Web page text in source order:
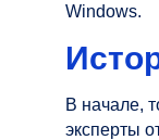
Windows.
В начале,
эксперты